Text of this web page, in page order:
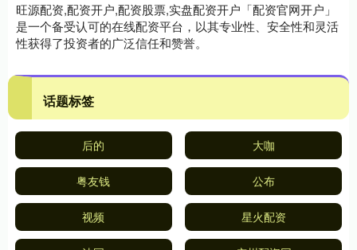
旺源配资,配资开户,配资股票,实盘配资开户「配资官网开户」
是一个备受认可的在线配资平台，以其专业性、安全性和灵活
性获得了投资者的广泛信任和赞誉。
话题标签
后的 大咖
粤友钱 公布
视频 星火配资